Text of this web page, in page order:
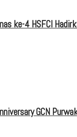
ke-4 HSFCI
GCN